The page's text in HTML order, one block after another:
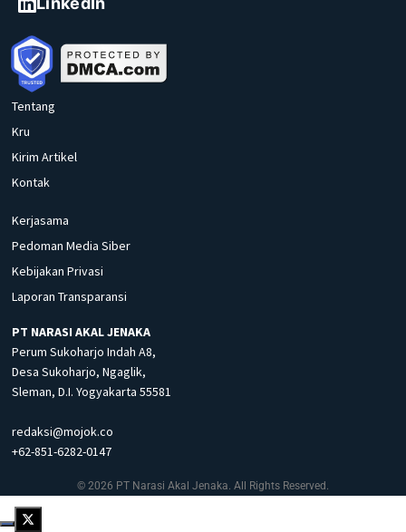
Tentang
Kru
Kirim Artikel
Kontak
Kerjasama
Pedoman Media Siber
Kebijakan Privasi
Laporan Transparansi
PT NARASI AKAL JENAKA
Perum Sukoharjo Indah A8,
Desa Sukoharjo, Ngaglik,
Sleman, D.I. Yogyakarta 55581
redaksi@mojok.co
+62-851-6282-0147
© 2026 PT Narasi Akal Jenaka. All Rights Reserved.